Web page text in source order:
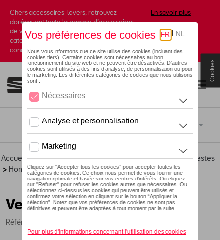
Chers accessoires-lovers, retrouvez
dorénavant toute la gamme d’accessoires
de votre marque préférée sous forme de
catalogue à commander auprès de votre
concessionaire.
En savoir plus
Accueil >Pour vous >CUPRA >Essentials Collection >Vestes
> Hommes > Détail
Vestes en cuir CUPRA
Référence: 6H1084012ADKCF
Cookies